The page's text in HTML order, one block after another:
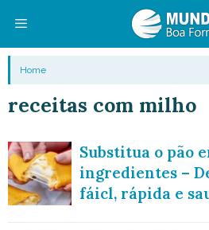
conteúdo
Menu
Home
receitas com milho
Substitua o pão
ingredientes –
fáicl, rápida e